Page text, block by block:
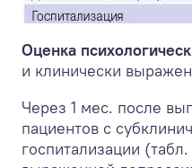
Оценка
и клинически
Через 1 мес. после
пациентов с
госпитализации